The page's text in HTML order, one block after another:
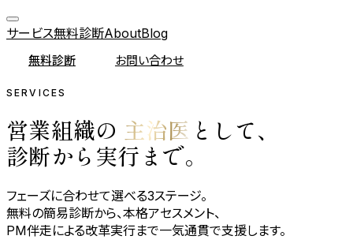
サービス無料診断AboutBlog
無料診断 お問い合わせ
SERVICES
営業組織の 主治医 として、
診断から実行まで。
フェーズに合わせて選べる3ステージ。
無料の簡易診断から、本格アセスメント、
PM伴走による改革実行まで一気通貫で支援します。